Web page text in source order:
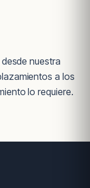
nuestra
a los
lo requiere.